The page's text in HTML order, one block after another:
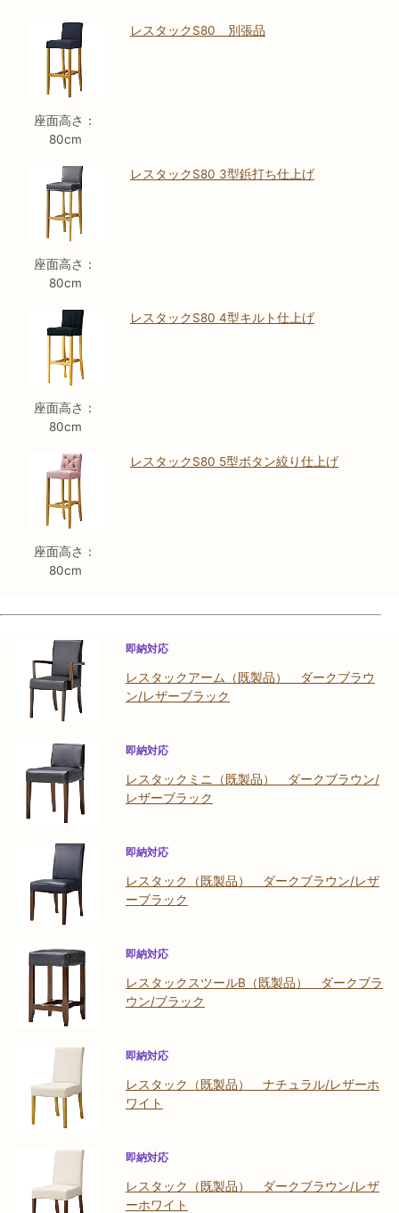
座面高さ：
80cm
レスタックS80 別張品
座面高さ：
80cm
レスタックS80 3型鋲打ち仕上げ
座面高さ：
80cm
レスタックS80 4型キルト仕上げ
座面高さ：
80cm
レスタックS80 5型ボタン絞り仕上げ
即納対応
レスタックアーム（既製品） ダークブラウ
ン/レザーブラック
即納対応
レスタックミニ（既製品） ダークブラウン/
レザーブラック
即納対応
レスタック（既製品） ダークブラウン/レザ
ーブラック
即納対応
レスタックスツールB（既製品） ダークブラ
ウン/ブラック
即納対応
レスタック（既製品） ナチュラル/レザーホ
ワイト
即納対応
レスタック（既製品） ダークブラウン/レザ
ーホワイト